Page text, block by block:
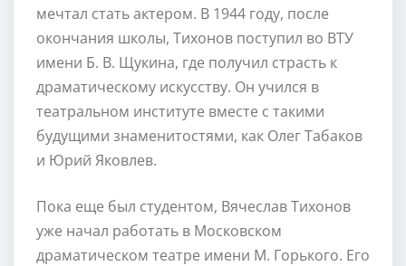
мечтал стать актером. В 1944 году, после
окончания школы, Тихонов поступил во ВТУ
имени Б. В. Щукина, где получил страсть к
драматическому искусству. Он учился в
театральном институте вместе с такими
будущими знаменитостями, как Олег Табаков
и Юрий Яковлев.
Пока еще был студентом, Вячеслав Тихонов
уже начал работать в Московском
драматическом театре имени М. Горького. Его